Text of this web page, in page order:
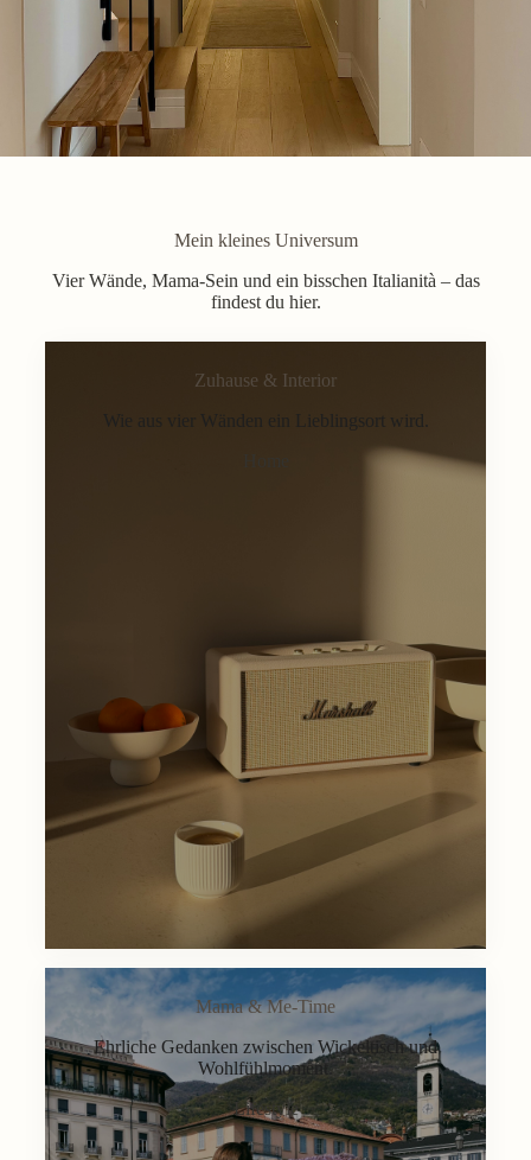
Mein kleines Universum
Vier Wände, Mama-Sein und ein bisschen Italianità – das
findest du hier.
Zuhause & Interior
Wie aus vier Wänden ein Lieblingsort wird.
Mama & Me-Time
Ehrliche Gedanken zwischen Wickeltisch und
Wohlfühlmoment.
Lifestyle